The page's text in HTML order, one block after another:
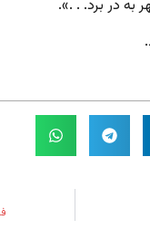
به در برد. . .».